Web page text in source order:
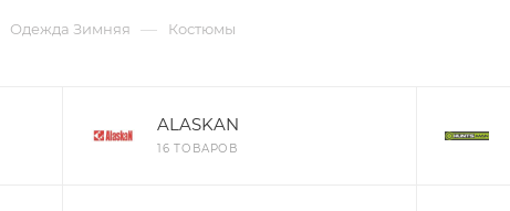
Одежда Зимняя — Костюмы
ALASKAN
16 ТОВАРОВ